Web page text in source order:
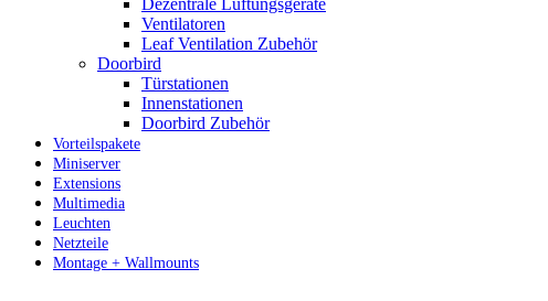
Dezentrale Lüftungsgeräte
Ventilatoren
Leaf Ventilation Zubehör
Doorbird
Türstationen
Innenstationen
Doorbird Zubehör
Vorteilspakete
Miniserver
Extensions
Multimedia
Leuchten
Netzteile
Montage + Wallmounts